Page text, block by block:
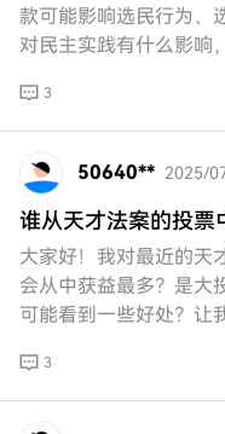
款可能影响选民行为、
对民主实践有什么影响
3
50640** 2025/
谁从天才法案的投票
大家好！我对最近的
会从中获益最多？是大
可能看到一些好处？让
3